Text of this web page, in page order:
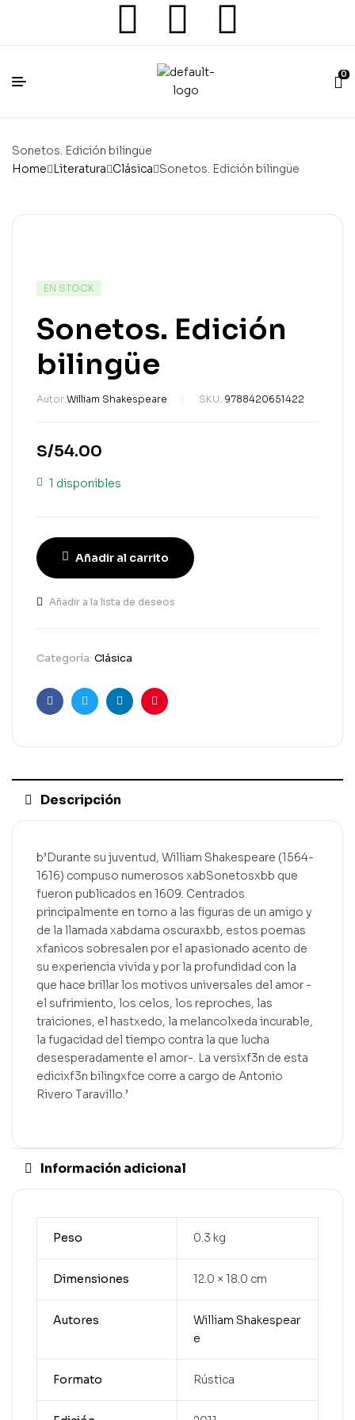
0
Sonetos. Edición bilingüe
Home Literatura Clásica Sonetos. Edición bilingüe
EN STOCK
Sonetos. Edición
bilingüe
Autor:William Shakespeare SKU: 9788420651422
S/54.00
1 disponibles
Añadir al carrito
Añadir a la lista de deseos
Categoría: Clásica
FacebookGorjeoLinkedInPinterest
Descripción
b’Durante su juventud, William Shakespeare (1564-
1616) compuso numerosos xabSonetosxbb que
fueron publicados en 1609. Centrados
principalmente en torno a las figuras de un amigo y
de la llamada xabdama oscuraxbb, estos poemas
xfanicos sobresalen por el apasionado acento de
su experiencia vivida y por la profundidad con la
que hace brillar los motivos universales del amor -
el sufrimiento, los celos, los reproches, las
traiciones, el hastxedo, la melancolxeda incurable,
la fugacidad del tiempo contra la que lucha
desesperadamente el amor-. La versixf3n de esta
edicixf3n bilingxfce corre a cargo de Antonio
Rivero Taravillo.’
Información adicional
Peso 0.3 kg
Dimensiones 12.0 × 18.0 cm
Autores
William Shakespear
e
Formato Rústica